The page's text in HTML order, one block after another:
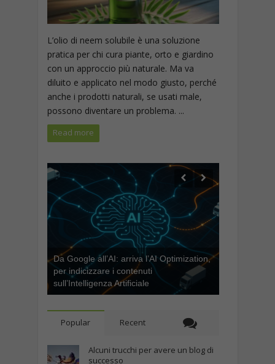
L’olio di neem solubile è una soluzione
pratica per chi cura piante, orto e giardino
con un approccio più naturale. Ma va
diluito e applicato nel modo giusto, perché
anche i prodotti naturali, se usati male,
possono diventare un problema. ...
Read more
Da Google all’AI: arriva l’AI Optimization,
per indicizzare i contenuti
sull’Intelligenza Artificiale
Popular Recent
Alcuni trucchi per avere un blog di
successo